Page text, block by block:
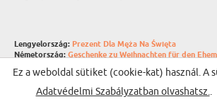
Lengyelország: Prezent Dla Męża Na Święta
Németország:Geschenke zu Weihnachten für den
Cseh Köztársaság:
Dárek k Vánocům pro Manžela
Szlovákia:Darček Pre Manžela Na Vianoce
Litvánia:Dovana Vyrui Kalėdoms
Hollandia:Cadeau voor Kerst Voor Echtgenoot
Ez a weboldal sütiket (cookie-kat) használ. A
Adatvédelmi Szabályzatban olvashatsz..